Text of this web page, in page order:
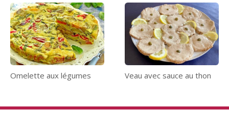
Omelette aux légumes Veau avec sauce au thon